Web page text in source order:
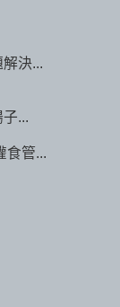
決...
...
食管...